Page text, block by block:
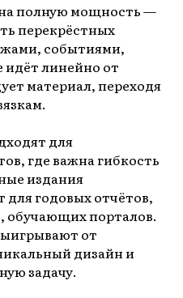
полную мощность —
перекрёстных
событиями,
линейно от
материал, переходя
для
где важна гибкость
издания
годовых отчётов,
обучающих порталов.
от
дизайн и
задачу.